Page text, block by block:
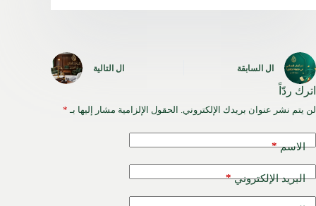
ال السابقة ال التالية
اترك ردّاً
لن يتم نشر عنوان بريدك الإلكتروني. الحقول الإلزامية مشار إليها بـ *
الاسم*
البريد الإلكتروني*